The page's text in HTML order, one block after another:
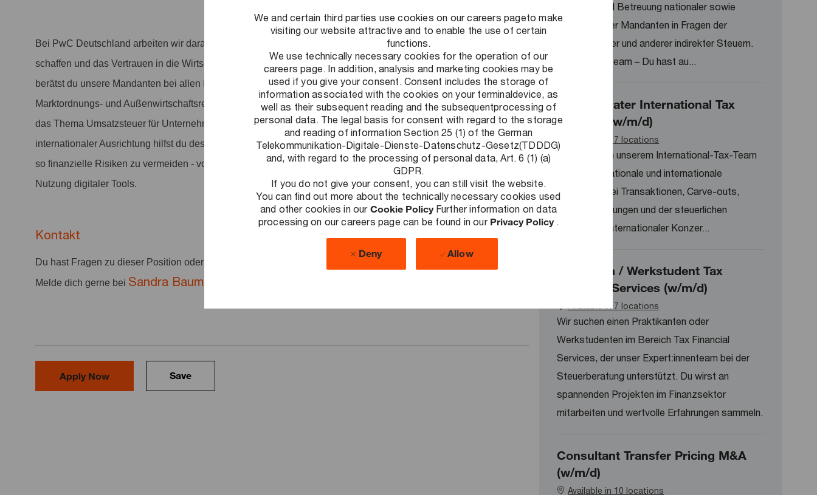
We and certain third parties use cookies on our careers pageto make
visiting our website attractive and to enable the use of certain
functions.
We use technically necessary cookies for the operation of our
careers page. In addition, analysis and marketing cookies may be
used if you give your consent. Consent includes the storage of
information associated with the cookies on your terminaldevice, as
well as their subsequent reading and the subsequentprocessing of
personal data. The legal basis for consent with regard to the storage
and reading of information Section 25 (1) of the German
Telekommunikation-Digitale-Dienste-Datenschutz-Gesetz(TDDDG)
and, with regard to the processing of personal data, Art. 6 (1) (a)
GDPR.
If you do not give your consent, you can still visit the website.
You can find out more about the technically necessary cookies used
and other cookies in our Cookie Policy Further information on data
processing on our careers page can be found in our Privacy Policy .
Deny Allow
Bei PwC Deutschland arbeiten wir daran, entscheidende Herausforderungen zu lösen, nachhaltige Ergebnisse zu
schaffen und das Vertrauen in die Wirtschaft und Gesellschaft auszubauen. Als Teil unseres Indirect Tax Teams
berätst du unsere Mandanten bei allen Fragestellungen des Umsatzsteuer-, Zoll-, Verbrauchsteuer-,
Marktordnungs- und Außenwirtschaftsrechts. Durch fast täglich neue Gesetze oder Gerichtsentscheidungen wird
das Thema Umsatzsteuer für Unternehmen immer komplexer. Gemeinsam mit einem starken Team und
internationaler Ausrichtung hilfst du deshalb unseren Mandanten, ihre entsprechenden Prozesse abzubilden uns
so finanzielle Risiken zu vermeiden - von der Umsatzsteuer-Voranmeldung über Einspruchsverfahren bis hin zur
Nutzung digitaler Tools.
Kontakt
Du hast Fragen zu dieser Position oder deiner Bewerbung?
Melde dich gerne bei Sandra Baumgart-Witte
Apply Now Save
Beratung und Betreuung nationaler sowie
internationaler Mandanten in Fragen der
Umsatzsteuer und anderer indirekter Steuern.
Expert:innenteam – Du hast au...
Steuerberater International Tax
Services (w/m/d)
Available in 7 locations
Beratung – In unserem International-Tax-Team
berätst du nationale und internationale
Kund:innen bei Transaktionen, Carve-outs,
Restrukturierungen und der steuerlichen
Gestaltung internationaler Konzer...
Praktikum / Werkstudent Tax
Financial Services (w/m/d)
Available in 7 locations
Wir suchen einen Praktikanten oder
Werkstudenten im Bereich Tax Financial
Services, der unser Expert:innenteam bei der
Steuerberatung unterstützt. Du wirst an
spannenden Projekten im Finanzsektor
mitarbeiten und wertvolle Erfahrungen sammeln.
Consultant Transfer Pricing M&A
(w/m/d)
Available in 10 locations